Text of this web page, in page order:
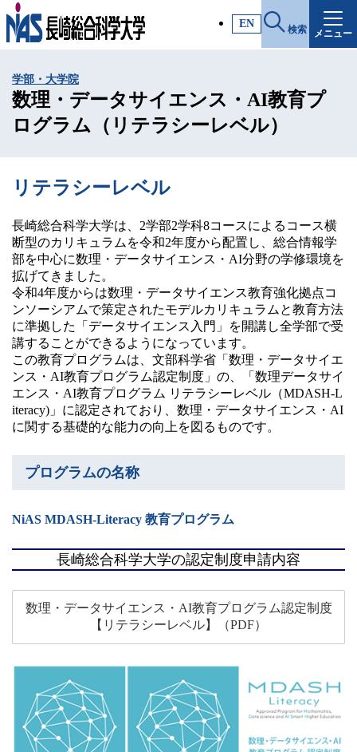
EN 検索 メニュー
施設・アクセス
入試情報
各種証明書
受験生・高校教員の方
一般・社会人の方
企業の方
卒業生の方
学生・教職員の方
緊急時のお知らせ
プライバシーポリシー
お問い合わせフォーム
学部・大学院
数理・データサイエンス・AI教育プ
ログラム（リテラシーレベル）
リテラシーレベル
長崎総合科学大学は、2学部2学科8コースによるコース横
断型のカリキュラムを令和2年度から配置し、総合情報学
部を中心に数理・データサイエンス・AI分野の学修環境を
拡げてきました。
令和4年度からは数理・データサイエンス教育強化拠点コ
ンソーシアムで策定されたモデルカリキュラムと教育方法
に準拠した「データサイエンス入門」を開講し全学部で受
講することができるようになっています。
この教育プログラムは、文部科学省「数理・データサイエ
ンス・AI教育プログラム認定制度」の、「数理データサイ
エンス・AI教育プログラム リテラシーレベル（MDASH-L
iteracy)」に認定されており、数理・データサイエンス・AI
に関する基礎的な能力の向上を図るものです。
プログラムの名称
NiAS MDASH-Literacy 教育プログラム
長崎総合科学大学の認定制度申請内容
数理・データサイエンス・AI教育プログラム認定制度
【リテラシーレベル】（PDF）